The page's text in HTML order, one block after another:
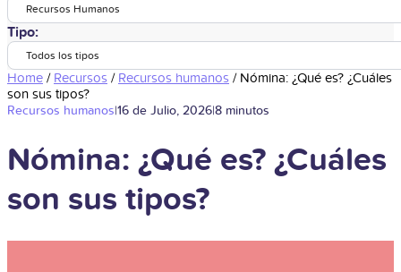
Recursos Humanos
Tipo:
Todos los tipos
Home / Recursos / Recursos humanos / Nómina: ¿Qué es? ¿Cuáles
son sus tipos?
Recursos humanos|16 de Julio, 2026|8 minutos
Nómina: ¿Qué es? ¿Cuáles
son sus tipos?